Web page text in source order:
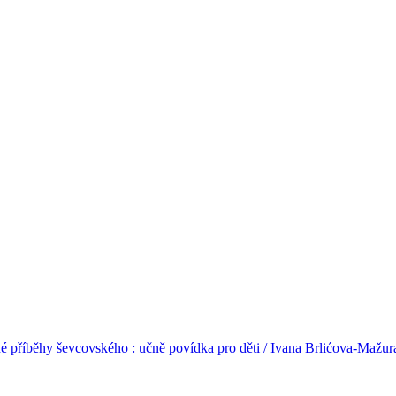
příběhy ševcovského : učně povídka pro děti / Ivana Brlićova-